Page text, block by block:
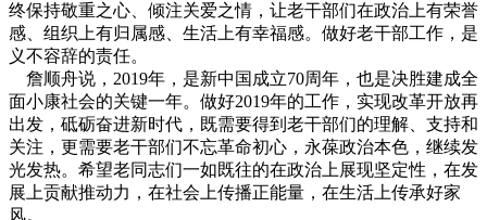
终保持敬重之心、倾注关爱之情，让老干部们在政治上有荣誉
感、组织上有归属感、生活上有幸福感。做好老干部工作，是
义不容辞的责任。
詹顺舟说，2019年，是新中国成立70周年，也是决胜建成全
面小康社会的关键一年。做好2019年的工作，实现改革开放再
出发，砥砺奋进新时代，既需要得到老干部们的理解、支持和
关注，更需要老干部们不忘革命初心，永葆政治本色，继续发
光发热。希望老同志们一如既往的在政治上展现坚定性，在发
展上贡献推动力，在社会上传播正能量，在生活上传承好家
风。